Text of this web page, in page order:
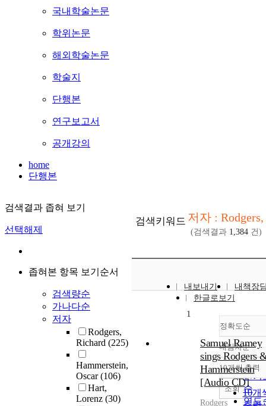
국내학술논문
학위논문
해외학술논문
학술지
단행본
연구보고서
공개강의
home
단행본
검색결과 좁혀 보기
선택해제
좁혀본 항목 보기순서
검색량순
가나다순
저자
Rodgers,
Richard (225)
Hammerstein,
Oscar(106)
Hart,
Lorenz (30)
검색키워드 저자 :
(검색결과 1,384 건)
내보내기
내책장
한글로보기
정확도순
정확
순
인기
순
연도
내림차순
내림
10개씩 출력
10개
조회
1
Samuel Ramey
sings Rodgers
Hammerstein
[Audio CD]
Rodgers